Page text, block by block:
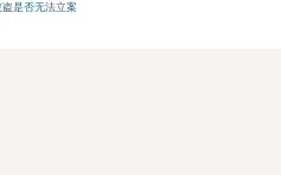
是否无法立案